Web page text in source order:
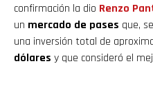
confirmación la dio Renzo
un mercado de pases que,
una inversión total de
dólares y que consideró el